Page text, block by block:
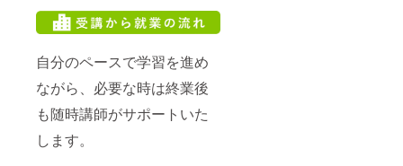
自分のペースで学習を進め
ながら、必要な時は終業後
も随時講師がサポートいた
します。